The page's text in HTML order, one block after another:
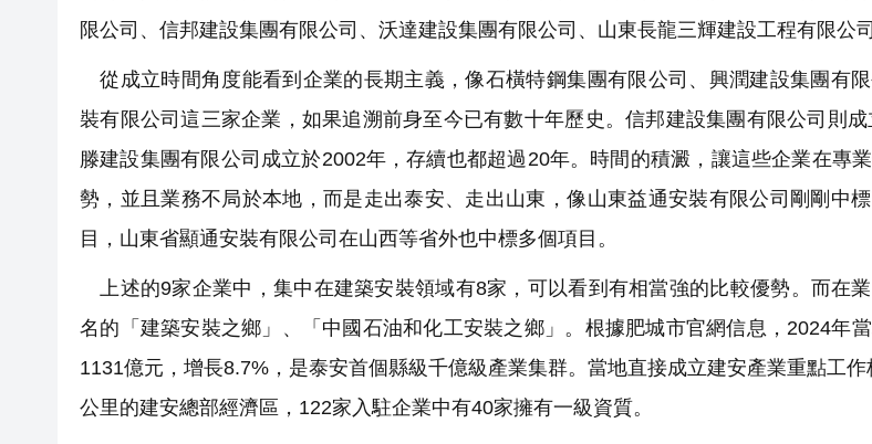
限公司、信邦建設集團有限公司、沃達建設集團有限公司、山東長龍三輝建設工程有限公司
從成立時間角度能看到企業的長期主義，像石橫特鋼集團有限公司、興潤建設集團有
裝有限公司這三家企業，如果追溯前身至今已有數十年歷史。信邦建設集團有限公司則
滕建設集團有限公司成立於2002年，存續也都超過20年。時間的積澱，讓這些企業在專
勢，並且業務不局於本地，而是走出泰安、走出山東，像山東益通安裝有限公司剛剛中
目，山東省顯通安裝有限公司在山西等省外也中標多個項目。
上述的9家企業中，集中在建築安裝領域有8家，可以看到有相當強的比較優勢。而在
名的「建築安裝之鄉」、「中國石油和化工安裝之鄉」。根據肥城市官網信息，2024年
1131億元，增長8.7%，是泰安首個縣級千億級產業集群。當地直接成立建安產業重點工
公里的建安總部經濟區，122家入駐企業中有40家擁有一級資質。